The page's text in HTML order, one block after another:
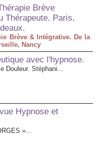
Brève
Thérapeute. Paris,
Brève & Intégrative. De la
Nancy
avec l'hypnose.
Douleur. Stéphani...
Hypnose et
»...